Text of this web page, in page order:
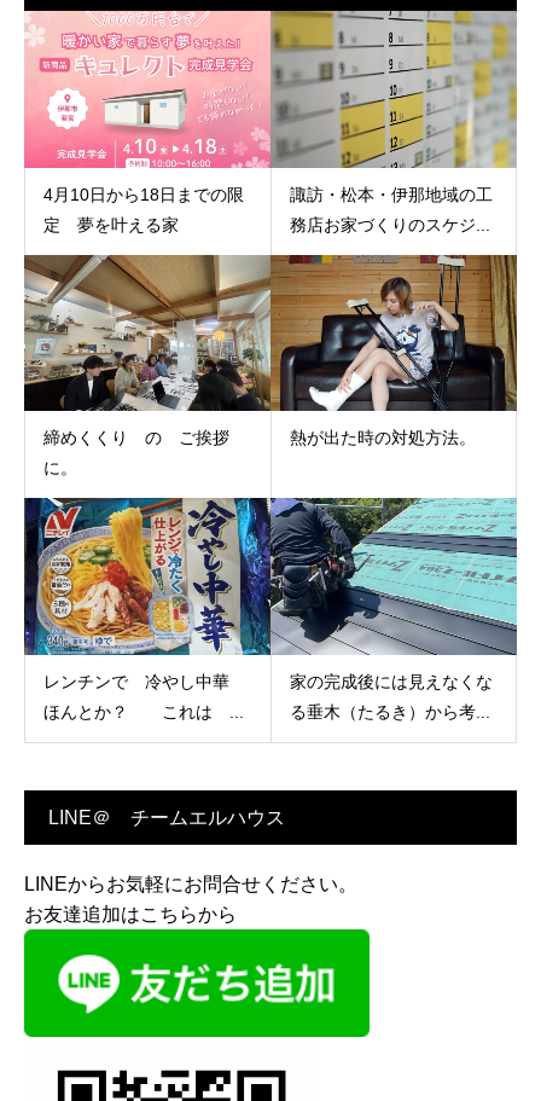
4月10日から18日までの限
定 夢を叶える家
諏訪・松本・伊那地域の工
務店お家づくりのスケジ...
締めくくり の ご挨拶
に。
熱が出た時の対処方法。
レンチンで 冷やし中華
ほんとか？ これは ...
家の完成後には見えなくな
る垂木（たるき）から考...
LINE＠ チームエルハウス
LINEからお気軽にお問合せください。
お友達追加はこちらから